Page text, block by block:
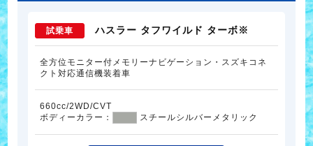
試乗車 ハスラー タフワイルド ターボ※
全方位モニター付メモリーナビゲーション・スズキコネ
クト対応通信機装着車
660cc/2WD/CVT
ボディーカラー：
スチールシルバーメタリック